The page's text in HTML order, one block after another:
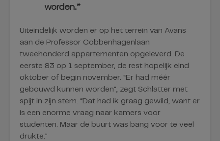
worden.”
Uiteindelijk worden er op het terrein van Avans
aan de Professor Cobbenhagenlaan
tweehonderd appartementen opgeleverd. De
eerste 83 op 1 september, de rest hopelijk eind
oktober of begin november. “Er had méér
gebouwd kunnen worden”, zegt Schlatter met
spijt in zijn stem. “Dat had ik graag gewild, want er
is een enorme vraag naar kamers voor
studenten. Maar de buurt was bang voor te veel
drukte.”